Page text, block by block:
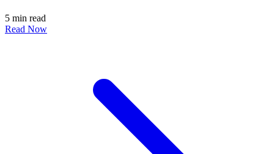
5 min read
Read Now